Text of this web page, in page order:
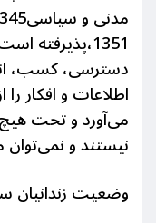
دسترسی، کسب،
اطلاعات و افکار
می‌آورد و تحت
نیستند و
وضعیت زندانیان